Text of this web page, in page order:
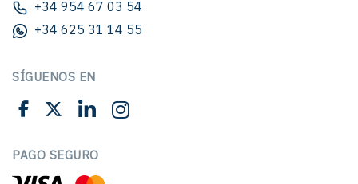
+34 954 67 03 54
+34 625 31 14 55
SÍGUENOS EN
PAGO SEGURO